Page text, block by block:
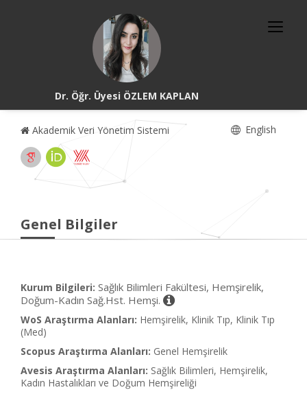
Dr. Öğr. Üyesi ÖZLEM KAPLAN
Akademik Veri Yönetim Sistemi English
Genel Bilgiler
Kurum Bilgileri: Sağlık Bilimleri Fakültesi, Hemşirelik,
Doğum-Kadın Sağ.Hst. Hemşi.
WoS Araştırma Alanları: Hemşirelik, Klinik Tıp, Klinik Tıp
(Med)
Scopus Araştırma Alanları: Genel Hemşirelik
Avesis Araştırma Alanları: Sağlık Bilimleri, Hemşirelik,
Kadın Hastalıkları ve Doğum Hemşireliği